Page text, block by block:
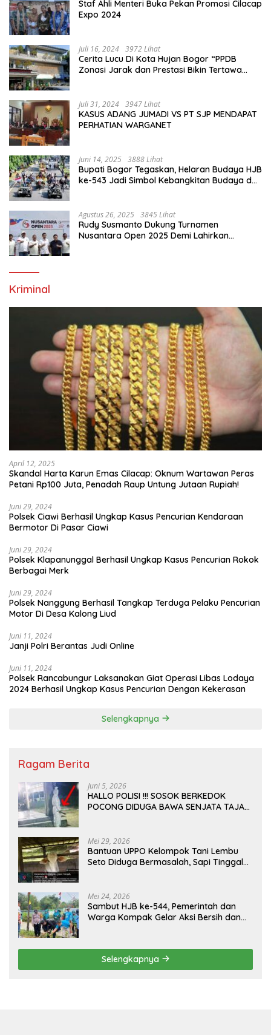
Staf Ahli Menteri Buka Pekan Promosi Cilacap
Expo 2024
Juli 16, 2024 3972 Lihat
Cerita Lucu Di Kota Hujan Bogor “PPDB
Zonasi Jarak dan Prestasi Bikin Tertawa
Juli 31, 2024 3947 Lihat
KASUS ADANG JUMADI VS PT SJP MENDAPAT
PERHATIAN WARGANET
Juni 14, 2025 3888 Lihat
Bupati Bogor Tegaskan, Helaran Budaya HJB
ke-543 Jadi Simbol Kebangkitan Budaya dan
Agustus 26, 2025 3845 Lihat
Rudy Susmanto Dukung Turnamen
Nusantara Open 2025 Demi Lahirkan
Kriminal
April 12, 2025
Skandal Harta Karun Emas Cilacap: Oknum Wartawan Peras
Petani Rp100 Juta, Penadah Raup Untung Jutaan Rupiah!
Juni 29, 2024
Polsek Ciawi Berhasil Ungkap Kasus Pencurian Kendaraan
Bermotor Di Pasar Ciawi
Juni 29, 2024
Polsek Klapanunggal Berhasil Ungkap Kasus Pencurian Rokok
Berbagai Merk
Juni 29, 2024
Polsek Nanggung Berhasil Tangkap Terduga Pelaku Pencurian
Motor Di Desa Kalong Liud
Juni 11, 2024
Janji Polri Berantas Judi Online
Juni 11, 2024
Polsek Rancabungur Laksanakan Giat Operasi Libas Lodaya
2024 Berhasil Ungkap Kasus Pencurian Dengan Kekerasan
Selengkapnya
Ragam Berita
Juni 5, 2026
HALLO POLISI !!! SOSOK BERKEDOK
POCONG DIDUGA BAWA SENJATA TAJAM
Mei 29, 2026
Bantuan UPPO Kelompok Tani Lembu
Seto Diduga Bermasalah, Sapi Tinggal
Mei 24, 2026
Sambut HJB ke-544, Pemerintah dan
Warga Kompak Gelar Aksi Bersih dan
Selengkapnya